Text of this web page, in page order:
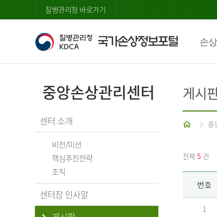
질병관리청 바로가기
손
중앙손상관리센터
센터 소개
비전/미션
핵심추진전략
조직
센터장 인사말
게시
중
전체 5 건
번호
1